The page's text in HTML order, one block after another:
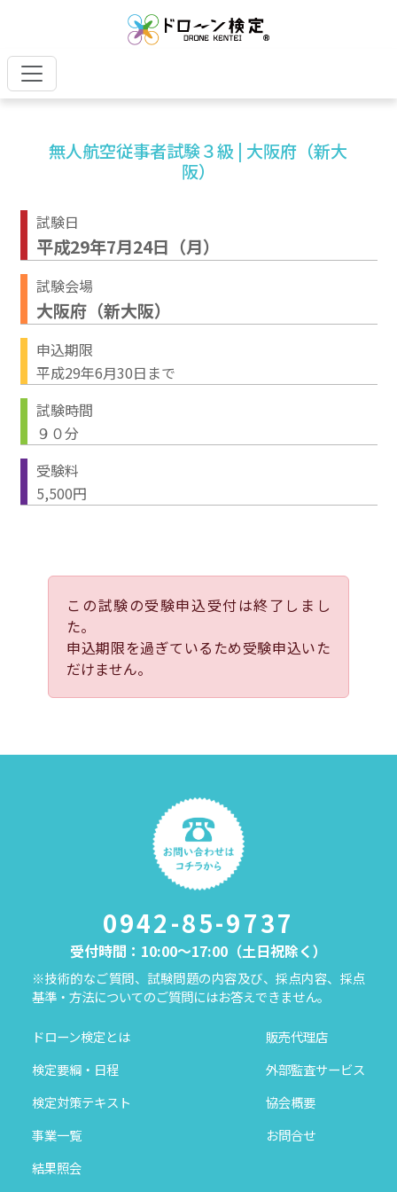
無人航空従事者試験３級 | 大阪府（新大
阪）
試験日
平成29年7月24日（月）
試験会場
大阪府（新大阪）
申込期限
平成29年6月30日まで
試験時間
９０分
受験料
5,500円
この試験の受験申込受付は終了しまし
た。
申込期限を過ぎているため受験申込いた
だけません。
0942-85-9737
受付時間：10:00～17:00（土日祝除く）
※技術的なご質問、試験問題の内容及び、採点内容、採点
基準・方法についてのご質問にはお答えできません。
ドローン検定とは
検定要綱・日程
検定対策テキスト
事業一覧
結果照会
販売代理店
外部監査サービス
協会概要
お問合せ